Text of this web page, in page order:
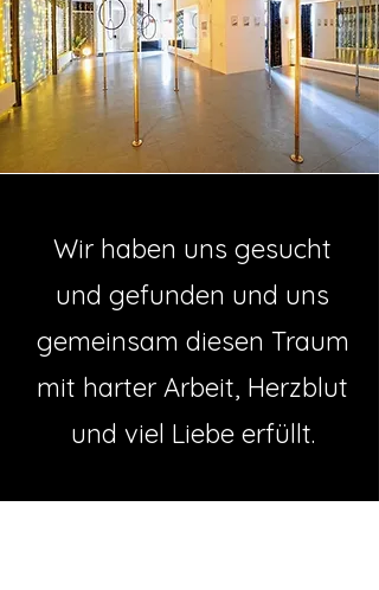
Wir haben uns gesucht
und gefunden und uns
gemeinsam diesen Traum
mit harter Arbeit, Herzblut
und viel Liebe erfüllt.